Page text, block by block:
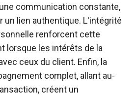
communication constante,
un lien authentique. L'intégrité
renforcent cette
lorsque les intérêts de la
ceux du client. Enfin, la
complet, allant au-
créent un